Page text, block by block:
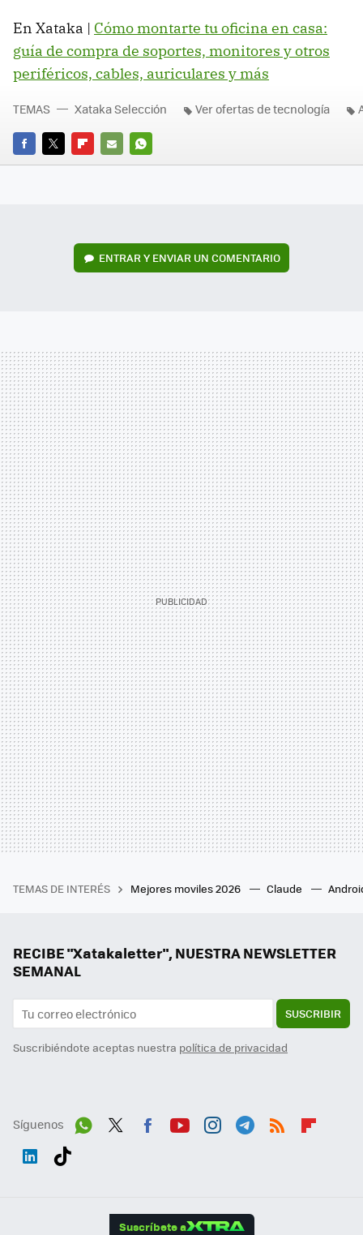
En Xataka | Cómo montarte tu oficina en casa:
guía de compra de soportes, monitores y otros
periféricos, cables, auriculares y más
FACEBOOK
TWITTERFLIPBOARD
E-
WHATSAPP
TEMAS Xataka Selección Ver ofertas de tecnología
ENTRAR Y ENVIAR UN COMENTARIO
TEMAS DE INTERÉS Mejores moviles 2026 Claude
RECIBE "Xatakaletter", NUESTRA NEWSLETTER
SEMANAL
SUSCRIBIR
Suscribiéndote aceptas nuestra política de privacidad
Síguenos
Suscríbete a